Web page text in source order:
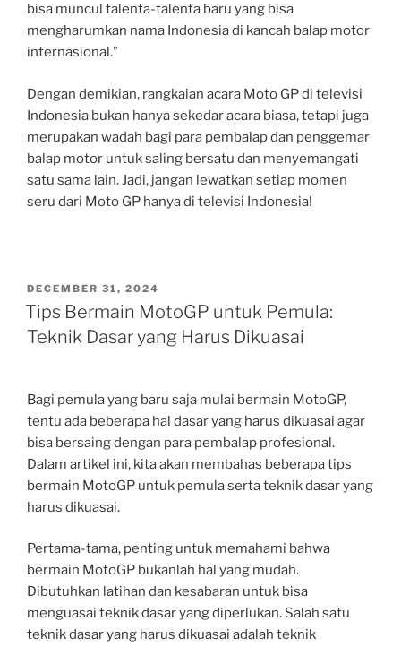
bisa muncul talenta-talenta baru yang bisa
mengharumkan nama Indonesia di kancah balap motor
internasional.”
Dengan demikian, rangkaian acara Moto GP di televisi
Indonesia bukan hanya sekedar acara biasa, tetapi juga
merupakan wadah bagi para pembalap dan penggemar
balap motor untuk saling bersatu dan menyemangati
satu sama lain. Jadi, jangan lewatkan setiap momen
seru dari Moto GP hanya di televisi Indonesia!
POSTED
ON
DECEMBER 31, 2024
Tips Bermain MotoGP untuk Pemula:
Teknik Dasar yang Harus Dikuasai
Bagi pemula yang baru saja mulai bermain MotoGP,
tentu ada beberapa hal dasar yang harus dikuasai agar
bisa bersaing dengan para pembalap profesional.
Dalam artikel ini, kita akan membahas beberapa tips
bermain MotoGP untuk pemula serta teknik dasar yang
harus dikuasai.
Pertama-tama, penting untuk memahami bahwa
bermain MotoGP bukanlah hal yang mudah.
Dibutuhkan latihan dan kesabaran untuk bisa
menguasai teknik dasar yang diperlukan. Salah satu
teknik dasar yang harus dikuasai adalah teknik